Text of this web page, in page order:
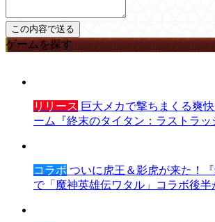
ゲームを探す
リリース 巨大メカで撃ちまくる爽
ーム『終末のタイタン：ラストラッ
コラボ ついに虎王＆影虎が来た！『
で「魔神英雄伝ワタル」コラボ後半